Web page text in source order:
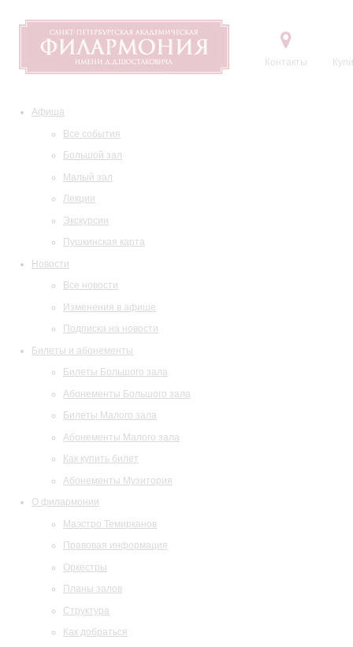
Контакты
Афиша
Все события
Большой зал
Малый зал
Лекции
Экскурсии
Пушкинская карта
Новости
Все новости
Изменения в афише
Подписка на новости
Билеты и абонементы
Билеты Большого зала
Абонементы Большого зала
Билеты Малого зала
Абонементы Малого зала
Как купить билет
Абонементы Музитория
О филармонии
Маэстро Темирканов
Правовая информация
Оркестры
Планы залов
Структура
Как добраться